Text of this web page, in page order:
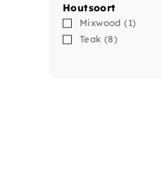
Houtsoort
Mixwood(1)
Teak (8)